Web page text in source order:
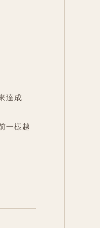
達成
一樣越